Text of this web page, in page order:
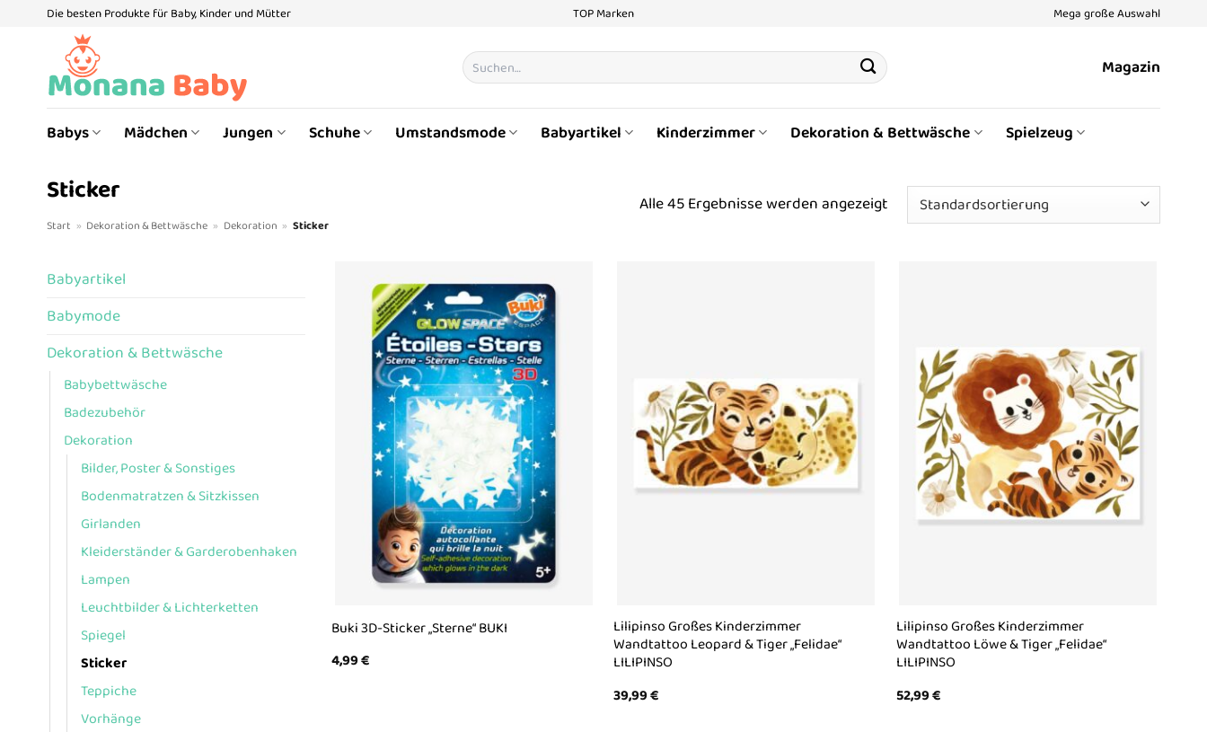
Die besten Produkte für Baby, Kinder und Mütter TOP Marken Mega große Auswahl
Suchen
nach:
Magazin
Babys Mädchen Jungen Schuhe Umstandsmode Babyartikel Kinderzimmer Dekoration & Bettwäsche Spielzeug
Sticker
Start » Dekoration & Bettwäsche » Dekoration » Sticker
Alle 45 Ergebnisse werden angezeigt
Babyartikel
Babymode
Dekoration & Bettwäsche
Babybettwäsche
Badezubehör
Dekoration
Bilder, Poster & Sonstiges
Bodenmatratzen & Sitzkissen
Girlanden
Kleiderständer & Garderobenhaken
Lampen
Leuchtbilder & Lichterketten
Spiegel
Sticker
Teppiche
Vorhänge
Buki 3D-Sticker „Sterne“ BUKI
4,99€
Lilipinso Großes Kinderzimmer
Wandtattoo Leopard & Tiger „Felidae“
LILIPINSO
39,99€
Lilipinso Großes Kinderzimmer
Wandtattoo Löwe & Tiger „Felidae“
LILIPINSO
52,99€